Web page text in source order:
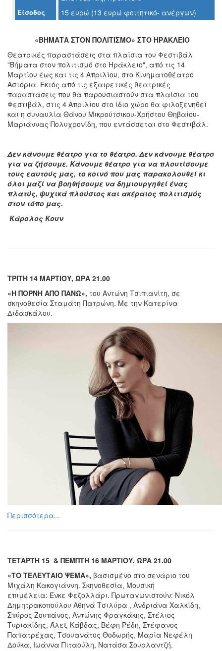
ΤΟΠΟΣ
ΜΑΣ
ΔΗΜΟΣ
ΠΟΛΙΤΙΣΜΟΣ
ΑΝΘΕΚΤΙΚΗ
ΠΟΛΗ
Είσοδος 15 ευρώ (13 ευρώ φοιτητικό- ανέργων)
«ΒΗΜΑΤΑ ΣΤΟΝ ΠΟΛΙΤΙΣΜΟ» ΣΤΟ ΗΡΑΚΛΕΙΟ
Θεατρικές παραστάσεις στα πλαίσια του Φεστιβάλ
"Βήματα στον πολιτισμό στο Ηράκλειο", από τις 14
Μαρτίου έως και τις 4 Απριλίου, στο Κινηματοθέατρο
Αστόρια. Εκτός από τις εξαιρετικές θεατρικές
παραστάσεις που θα παρουσιαστούν στα πλαίσια του
Φεστιβάλ, στις 4 Απριλίου στο ίδιο χώρο θα φιλοξενηθεί
και η συναυλία Θάνου Μικρούτσικου-Χρήστου Θηβαίου-
Μαριάννας Πολυχρονίδη, που εντάσσεται στο Φεστιβάλ.
Δεν κάνουμε θέατρο για το θέατρο. Δεν κάνουμε θέατρο
για να ζήσουμε. Κάνουμε θέατρο για να πλουτίσουμε
τους εαυτούς μας, το κοινό που μας παρακολουθεί κι
όλοι μαζί να βοηθήσουμε να δημιουργηθεί ένας
πλατύς, ψυχικά πλούσιος και ακέραιος πολιτισμός
στον τόπο μας.
Κάρολος Κουν
ΤΡΙΤΗ 14 ΜΑΡΤΙΟΥ, ΩΡΑ 21.00
«Η ΠΟΡΝΗ ΑΠΟ ΠΑΝΩ», του Αντώνη Τσιπιανίτη, σε
σκηνοθεσία Σταμάτη Πατρώνη. Με την Κατερίνα
Διδασκάλου.
Περισσότερα...
ΤΕΤΑΡΤΗ 15 & ΠΕΜΠΤΗ 16 ΜΑΡΤΙΟΥ, ΩΡΑ 21.00
«ΤΟ ΤΕΛΕΥΤΑΙΟ ΨΕΜΑ», βασισμένο στο σενάριο του
Μιχάλη Κακογιάννη. Σκηνοθεσία, Μουσική
επιμέλεια: Ένκε Φεζολλάρι. Πρωταγωνιστούν: Νικόλ
Δημητρακοπούλου Αθηνά Τσιλύρα , Ανδριάνα Χαλκίδη,
Σπύρος Ζουπάνος, Αντώνης Φραγκάκης, Στέλιος
Τυριακίδης, Άλεξ Κάβδας, Βέφη Ρέδη, Στέφανος
Παπατρέχας, Τσουανάτος Θοδωρής, Μαρία Νεφέλη
Δούκα, Ιωάννα Πιταούλη, Νατάσα Σουρλαντζή.